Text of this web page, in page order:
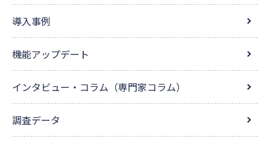
導入事例
機能アップデート
インタビュー・コラム（専門家コラム）
調査データ